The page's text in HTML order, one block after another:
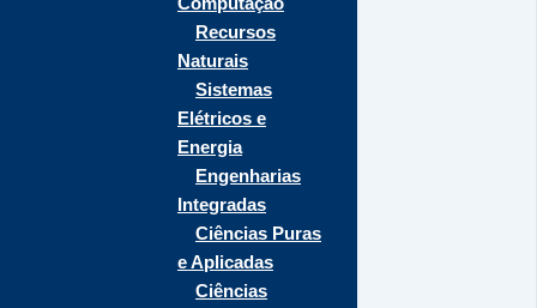
Recursos
Naturais
Sistemas
Elétricos e
Energia
Engenharias
Integradas
Ciências Puras
e Aplicadas
Ciências